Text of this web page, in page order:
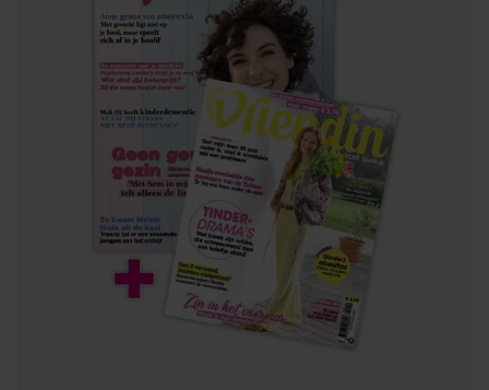
informatie over uw gebruik van onze site met onze
partners voor social media, adverteren en analyse. Deze
partners kunnen deze gegevens combineren met andere
informatie die u aan ze heeft verstrekt of die ze hebben
verzameld op basis van uw gebruik van hun services. U
gaat akkoord met onze cookies als u onze website blijft